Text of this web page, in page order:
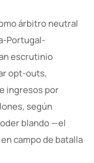
árbitro neutral
Portugal-
escrutinio
opt-outs,
ingresos por
según
blando —el
campo de batalla